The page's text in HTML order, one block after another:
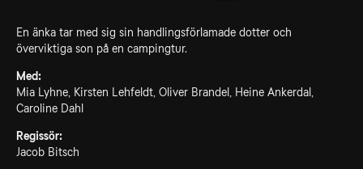
En änka tar med sig sin handlingsförlamade dotter och
överviktiga son på en campingtur.
Med:
Mia Lyhne, Kirsten Lehfeldt, Oliver Brandel, Heine Ankerdal,
Caroline Dahl
Regissör:
Jacob Bitsch